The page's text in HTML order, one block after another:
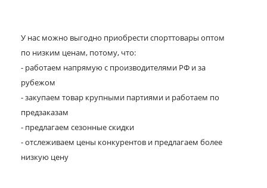
У нас можно выгодно приобрести спорттовары оптом
по низким ценам, потому, что:
- работаем напрямую с производителями РФ и за
рубежом
- закупаем товар крупными партиями и работаем по
предзаказам
- предлагаем сезонные скидки
- отслеживаем цены конкурентов и предлагаем более
низкую цену